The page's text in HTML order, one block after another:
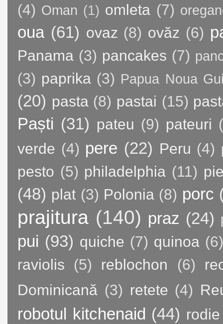
(4) Oman (1) omleta (7)
oua (61) ovaz (8) ovăz (6)
Panama (3) pancakes (7)
(3) paprika (3) Papua Noua
(20) pasta (8) pastai (15)
Paști (31) pateu (9) pateuri
verde (4) pere (22) Peru (4)
pesto (5) philadelphia (11)
(48) plat (3) Polonia (8) porc
prajitura (140) praz (24)
pui (93) quiche (7) quinoa
raviolis
(5) reblochon (6)
Dominicană (3) retete (4)
robotul kitchenaid (44) rodie